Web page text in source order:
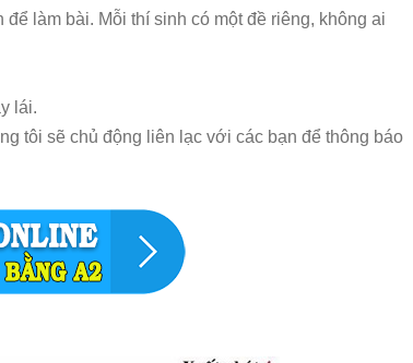
làm bài. Mỗi thí sinh có một đề riêng, không ai
lái.
tôi sẽ chủ động liên lạc với các bạn để thông báo